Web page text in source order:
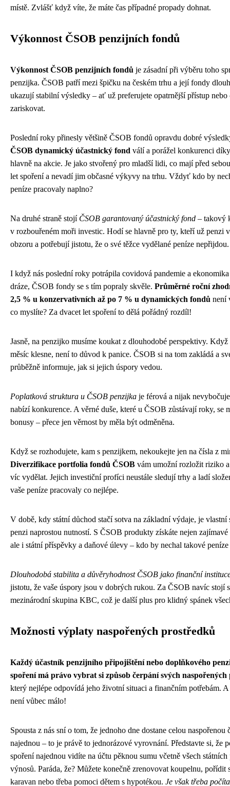
místě. Zvlášť když víte, že máte čas případné propady dohnat.
Výkonnost ČSOB penzijních fondů
Výkonnost ČSOB penzijních fondů je zásadní při výběru toho
penzijka. ČSOB patří mezi špičku na českém trhu a její fondy
ukazují stabilní výsledky – ať už preferujete opatrnější přístup nebo
zariskovat.
Poslední roky přinesly většině ČSOB fondů opravdu dobré
ČSOB dynamický účastnický fond válí a porážel konkurenci
hlavně na akcie. Je jako stvořený pro mladší lidi, co mají před
let spoření a nevadí jim občasné výkyvy na trhu. Vždyť kdo by
peníze pracovaly naplno?
Na druhé straně stojí ČSOB garantovaný účastnický fond – takový
v rozbouřeném moři investic. Hodí se hlavně pro ty, kteří už penzi
obzoru a potřebují jistotu, že o své těžce vydělané peníze nepřijdou.
I když nás poslední roky potrápila covidová pandemie a
dráze, ČSOB fondy se s tím popraly skvěle. Průměrné roční
2,5 % u konzervativních až po 7 % u dynamických fondů není
co myslíte? Za dvacet let spoření to dělá pořádný rozdíl!
Jasně, na penzijko musíme koukat z dlouhodobé perspektivy.
měsíc klesne, není to důvod k panice. ČSOB si na tom zakládá a
průběžně informuje, jak si jejich úspory vedou.
Poplatková struktura u ČSOB penzijka je férová a nijak
nabízí konkurence. A věrné duše, které u ČSOB zůstávají roky, se
bonusy – přece jen věrnost by měla být odměněna.
Když se rozhodujete, kam s penzijkem, nekoukejte jen na čísla z
Diverzifikace portfolia fondů ČSOB vám umožní rozložit riziko
víc vydělat. Jejich investiční profíci neustále sledují trhy a ladí
vaše peníze pracovaly co nejlépe.
V době, kdy státní důchod stačí sotva na základní výdaje, je vlastní
penzi naprostou nutností. S ČSOB produkty získáte nejen
ale i státní příspěvky a daňové úlevy – kdo by nechal takové
Dlouhodobá stabilita a důvěryhodnost ČSOB jako finanční
jistotu, že vaše úspory jsou v dobrých rukou. Za ČSOB navíc stojí
mezinárodní skupina KBC, což je další plus pro klidný spánek
Možnosti výplaty naspořených prostředků
Každý účastník penzijního připojištění nebo doplňkového
spoření má právo vybrat si způsob čerpání svých
který nejlépe odpovídá jeho životní situaci a finančním potřebám.
není vůbec málo!
Spousta z nás sní o tom, že jednoho dne dostane celou naspořenou
najednou – to je právě to jednorázové vyrovnání. Představte si, že
spoření najednou vidíte na účtu pěknou sumu včetně všech
výnosů. Paráda, že? Můžete konečně zrenovovat koupelnu, pořídit
karavan nebo třeba pomoci dětem s hypotékou. Je však třeba